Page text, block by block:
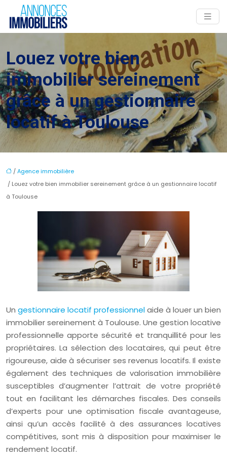
Louez votre bien
immobilier sereinement
grâce à un gestionnaire
locatif à Toulouse
/Agence immobilière
/ Louez votre bien immobilier sereinement grâce à un gestionnaire locatif
à Toulouse
Un gestionnaire locatif professionnelaide à louer un bien
immobilier sereinement à Toulouse. Une gestion locative
professionnelle apporte sécurité et tranquillité pour les
propriétaires. La sélection des locataires, qui peut être
rigoureuse, aide à sécuriser ses revenus locatifs. Il existe
également des techniques de valorisation immobilière
susceptibles d’augmenter l’attrait de votre propriété
tout en facilitant les démarches fiscales. Des conseils
d’experts pour une optimisation fiscale avantageuse,
ainsi qu’un accès facilité à des assurances locatives
compétitives, sont mis à disposition pour maximiser le
rendement locatif.